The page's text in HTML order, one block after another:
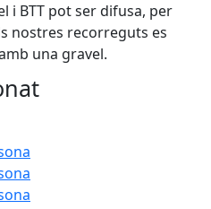
i BTT pot ser difusa, per
nostres recorreguts es
una gravel.